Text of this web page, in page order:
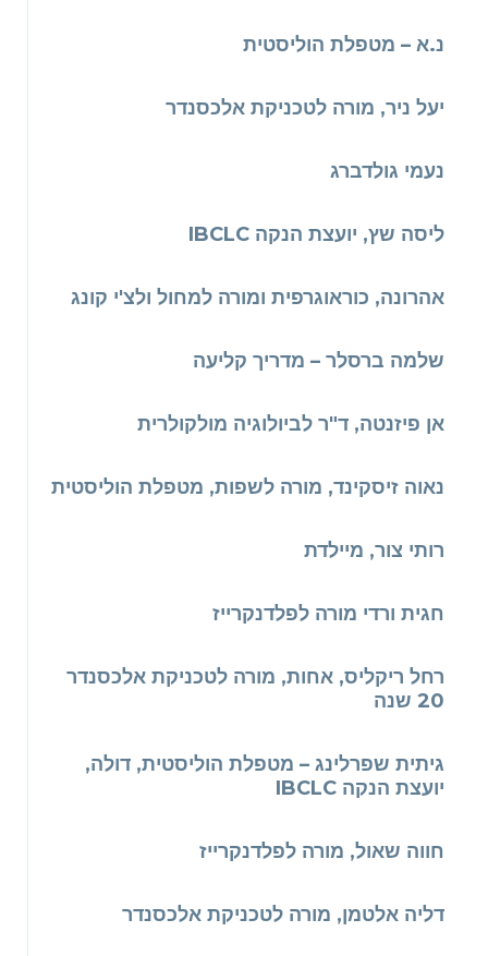
נ.א – מטפלת הוליסטית
יעל ניר, מורה לטכניקת אלכסנדר
נעמי גולדברג
ליסה שץ, יועצת הנקה IBCLC
אהרונה, כוראוגרפית ומורה למחול ולצ'י קונג
שלמה ברסלר – מדריך קליעה
אן פיזנטה, ד"ר לביולוגיה מולקולרית
נאוה זיסקינד, מורה לשפות, מטפלת הוליסטית
רותי צור, מיילדת
חגית ורדי מורה לפלדנקרייז
רחל ריקליס, אחות, מורה לטכניקת אלכסנדר
20 שנה
גיתית שפרלינג – מטפלת הוליסטית, דולה,
יועצת הנקה IBCLC
חווה שאול, מורה לפלדנקרייז
דליה אלטמן, מורה לטכניקת אלכסנדר